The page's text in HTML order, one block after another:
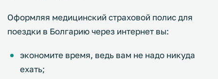
Оформляя медицинский страховой полис для
поездки в Болгарию через интернет вы:
экономите время, ведь вам не надо никуда
ехать;